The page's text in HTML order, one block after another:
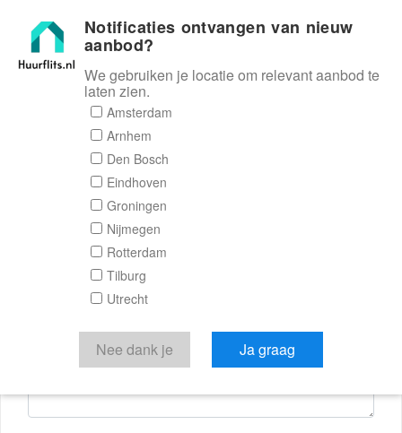
Huurflits
Reactieformulier
Huurflits
Verstuur je bericht
Door een bericht te sturen kom je in contact met de
aanbieder of makelaar van de woning.
Notificaties ontvangen van nieuw
aanbod?
We gebruiken je locatie om relevant aanbod te
laten zien.
Amsterdam
Arnhem
Den Bosch
Eindhoven
Groningen
Nijmegen
Rotterdam
Tilburg
Utrecht
Nee dank je Ja graag